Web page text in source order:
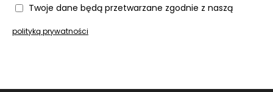
Twoje dane będą przetwarzane zgodnie z naszą
polityką prywatności